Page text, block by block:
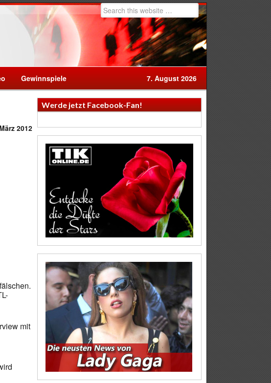
Gewinnspiele 7. August 2026
2012
mit
Werde jetzt Facebook-Fan!